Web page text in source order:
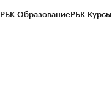
РБК ОбразованиеРБК Курсы